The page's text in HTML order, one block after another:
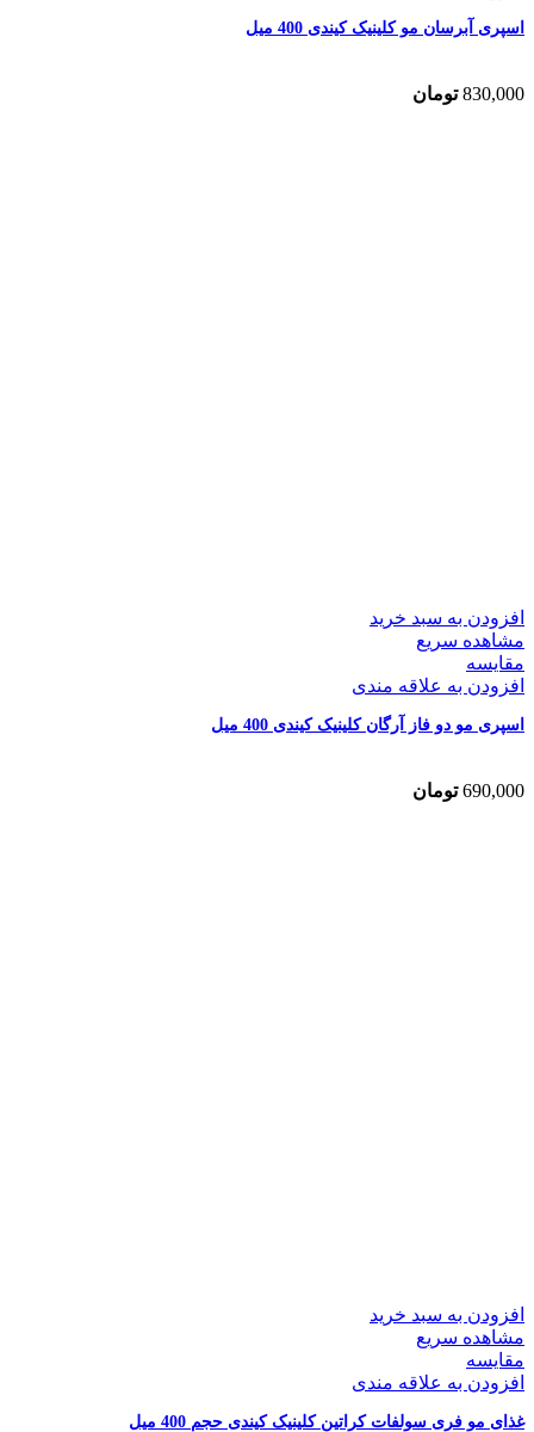
اسپری آبرسان مو کلینیک کیندی 400 میل
830,000 تومان
افزودن به سبد خرید
مشاهده سریع
مقایسه
افزودن به علاقه مندی
اسپری مو دو فاز آرگان کلینیک کیندی 400 میل
690,000 تومان
افزودن به سبد خرید
مشاهده سریع
مقایسه
افزودن به علاقه مندی
غذای مو فری سولفات کراتین کلینیک کیندی حجم 400 میل